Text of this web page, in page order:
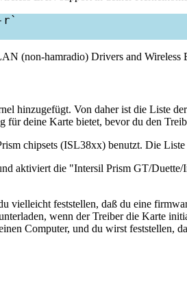
r`
(non-hamradio) Drivers and Wireless
hinzugefügt. Von daher ist die Liste
für deine Karte bietet, bevor du den
chipsets (ISL38xx) benutzt. Die
aktiviert die "Intersil Prism GT/
vielleicht feststellen, daß du eine
wenn der Treiber die Karte
Computer, und du wirst feststellen,